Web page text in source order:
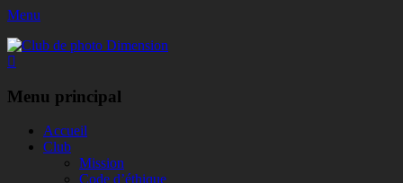
Menu
Club de photo Dimension
Menu principal
Aller
Accueil
Club
Mission
Code d’éthique